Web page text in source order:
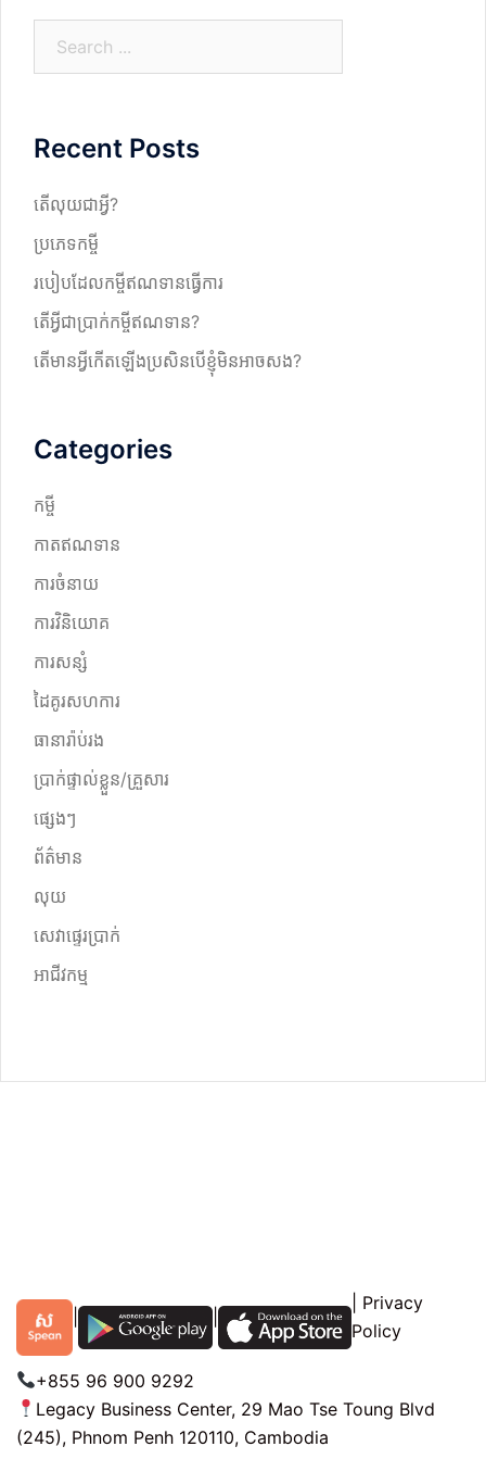
c
Recent Posts
តើលុយជាអ្វី?
ប្រភេទកម្ចី
របៀបដែលកម្ចីឥណទានធ្វើការ
តើអ្វីជាប្រាក់កម្ចីឥណទាន?
តើមានអ្វីកើតឡើងប្រសិនបើខ្ញុំមិនអាចសង?
Categories
កម្ចី
កាតឥណទាន
ការចំនាយ
ការវិនិយោគ
ការសន្សំ
ដៃគូរសហការ
ធានារ៉ាប់រង
ប្រាក់ផ្ទាល់ខ្លួន/គ្រួសារ
ផ្សេងៗ
ព័ត៌មាន
លុយ
សេវាផ្ទេរប្រាក់
អាជីវកម្ម
| |
Privacy
Policy
+855 96 900 9292
Legacy Business Center, 29 Mao Tse Toung Blvd
(245), Phnom Penh 120110, Cambodia